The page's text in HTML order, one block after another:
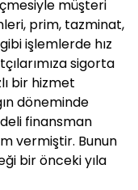
müşteri
prim, tazminat,
işlemlerde hız
sigorta
bir hizmet
döneminde
finansman
vermiştir. Bunun
bir önceki yıla